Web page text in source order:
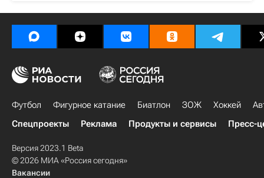
Футбол Фигурное катание Биатлон ЗОЖ Хоккей
Спецпроекты
Реклама Продукты и сервисы Пресс-
Версия 2023.1 Beta
© 2026 МИА «Россия сегодня»
Вакансии